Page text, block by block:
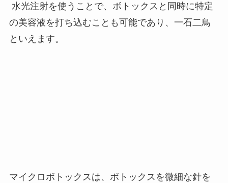
水光注射を使うことで、ボトックスと同時に特定
の美容液を打ち込むことも可能であり、一石二鳥
といえます。
マイクロボトックスは、ボトックスを微細な針を